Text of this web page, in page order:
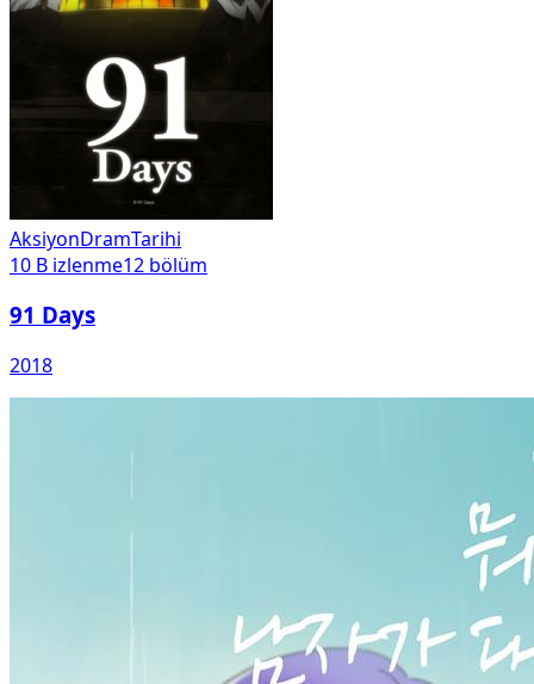
AksiyonDramTarihi
10 B izlenme12 bölüm
91 Days
2018